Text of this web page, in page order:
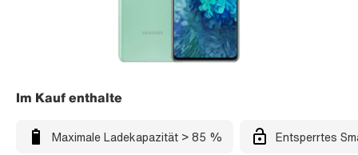
Im Kauf enthalte
Maximale Ladekapazität > 85 % Entsperrtes